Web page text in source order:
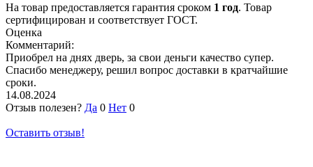
На товар предоставляется гарантия сроком 1 год. Товар
сертифицирован и соответствует ГОСТ.
Оценка
Комментарий:
Приобрел на днях дверь, за свои деньги качество супер.
Спасибо менеджеру, решил вопрос доставки в кратчайшие
сроки.
14.08.2024
Отзыв полезен? Да 0 Нет 0
Оставить отзыв!